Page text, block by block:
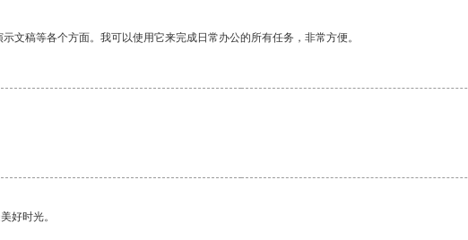
文稿等各个方面。我可以使用它来完成日常办公的所有任务，非常方便。
好时光。